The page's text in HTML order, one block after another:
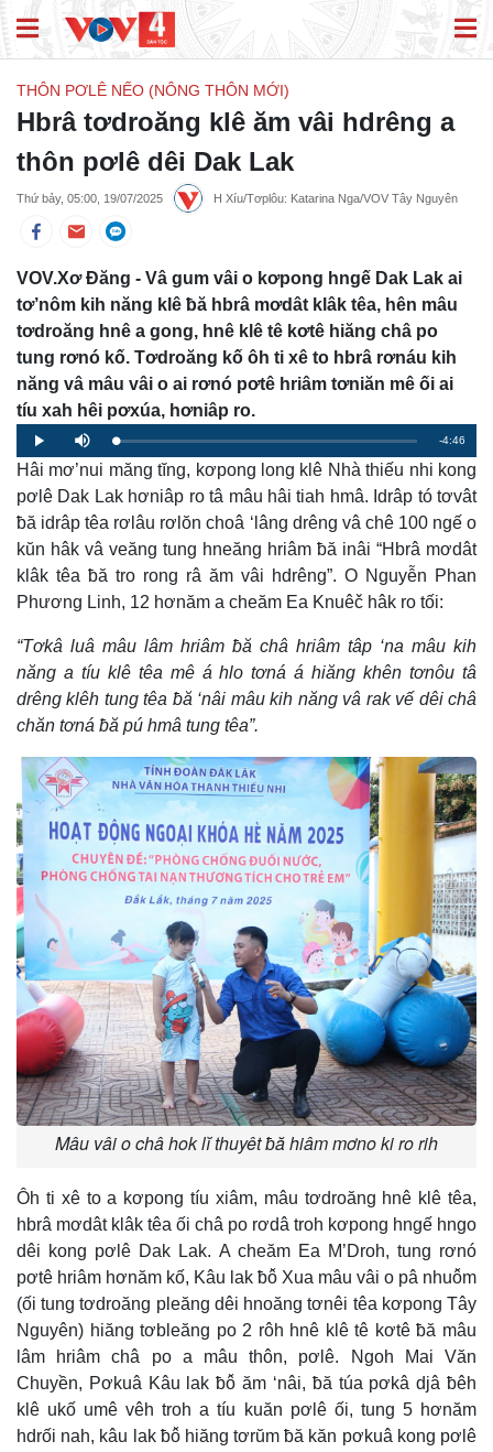
THÔN PƠLÊ NẾO (NÔNG THÔN MỚI)
Hbrâ tơdroăng klê ăm vâi hdrêng a
thôn pơlê dêi Dak Lak
Thứ bảy, 05:00, 19/07/2025 H Xíu/Tơplôu: Katarina Nga/VOV Tây Nguyên
VOV.Xơ Đăng - Vâ gum vâi o kơpong hngế Dak Lak ai
tơ’nôm kih năng klê ƀă hbrâ mơdât klâk têa, hên mâu
tơdroăng hnê a gong, hnê klê tê kơtê hiăng châ po
tung rơnó kố. Tơdroăng kố ôh ti xê to hbrâ rơnáu kih
năng vâ mâu vâi o ai rơnó pơtê hriâm tơniăn mê ối ai
tíu xah hêi pơxúa, hơniâp ro.
Play Mute Loaded:
0%
Progress:
0%
Remaining
Time
-4:46
Hâi mơ’nui măng tĭng, kơpong long klê Nhà thiếu nhi kong
pơlê Dak Lak hơniâp ro tâ mâu hâi tiah hmâ. Idrâp tó tơvât
ƀă idrâp têa rơlâu rơlŏn choâ ‘lâng drêng vâ chê 100 ngế o
kŭn hâk vâ veăng tung hneăng hriâm ƀă inâi “Hbrâ mơdât
klâk têa ƀă tro rong râ ăm vâi hdrêng”. O Nguyễn Phan
Phương Linh, 12 hơnăm a cheăm Ea Knuêč hâk ro tối:
“Tơkâ luâ mâu lâm hriâm ƀă châ hriâm tâp ‘na mâu kih
năng a tíu klê têa mê á hlo tơná á hiăng khên tơnôu tâ
drêng klêh tung têa ƀă ‘nâi mâu kih năng vâ rak vế dêi châ
chăn tơná ƀă pú hmâ tung têa”.
Mâu vâi o châ hok lĭ thuyêt ƀă hiâm mơno ki ro rih
Ôh ti xê to a kơpong tíu xiâm, mâu tơdroăng hnê klê têa,
hbrâ mơdât klâk têa ối châ po rơdâ troh kơpong hngế hngo
dêi kong pơlê Dak Lak. A cheăm Ea M’Droh, tung rơnó
pơtê hriâm hơnăm kố, Kâu lak ƀô̆ Xua mâu vâi o pâ nhuô̆m
(ối tung tơdroăng pleăng dêi hnoăng tơnêi têa kơpong Tây
Nguyên) hiăng tơbleăng po 2 rôh hnê klê tê kơtê ƀă mâu
lâm hriâm châ po a mâu thôn, pơlê. Ngoh Mai Văn
Chuyền, Pơkuâ Kâu lak ƀô̆ ăm ‘nâi, ƀă túa pơkâ djâ ƀêh
klê ukố umê vêh troh a tíu kuăn pơlê ối, tung 5 hơnăm
hdrối nah, kâu lak ƀô̆ hiăng tơrŭm ƀă kăn pơkuâ kong pơlê